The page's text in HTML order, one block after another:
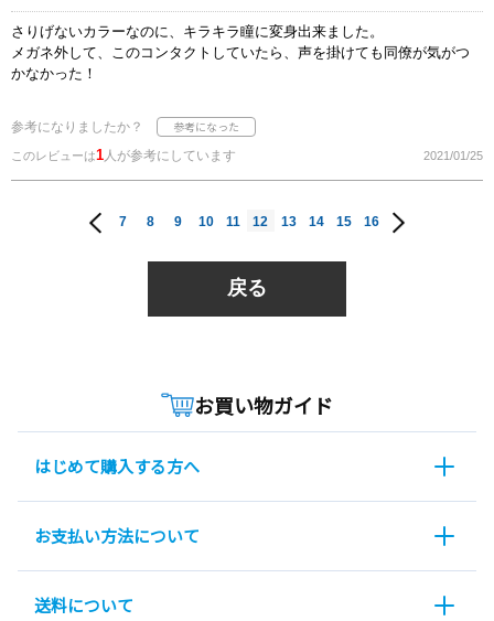
さりげないカラーなのに、キラキラ瞳に変身出来ました。
メガネ外して、このコンタクトしていたら、声を掛けても同僚が気がつ
かなかった！
参考になりましたか？
このレビューは1人が参考にしています 2021/01/25
7 8 9 10 11 12 13 14 15 16
戻る
お買い物ガイド
はじめて購入する方へ
お支払い方法について
送料について